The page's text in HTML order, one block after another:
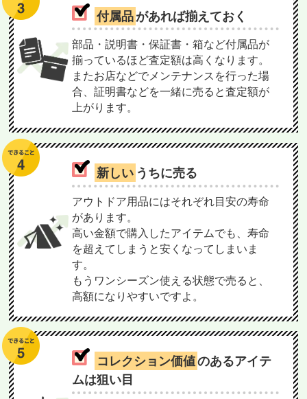
付属品があれば揃えておく
部品・説明書・保証書・箱など付属品が
揃っているほど査定額は高くなります。
またお店などでメンテナンスを行った場
合、証明書などを一緒に売ると査定額が
上がります。
新しい うちに売る
アウトドア用品にはそれぞれ目安の寿命
があります。
高い金額で購入したアイテムでも、寿命
を超えてしまうと安くなってしまいま
す。
もうワンシーズン使える状態で売ると、
高額になりやすいですよ。
コレクション価値のあるアイテ
ムは狙い目